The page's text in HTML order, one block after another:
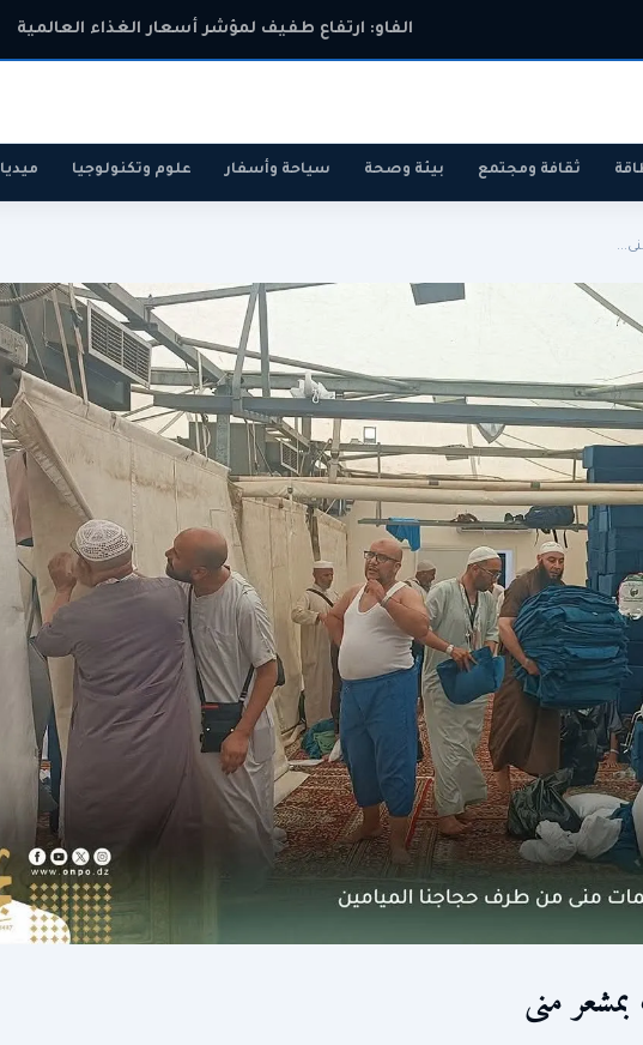
رياضة
الفاو: ارتفاع طفيف لمؤشر أسعار الغذاء العالمية
ثقافة ومجتمع بيئة وصحة سياحة وأسفار علوم وتكنولوجيا ميديا
منى